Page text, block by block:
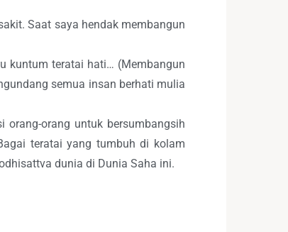
Saat saya hendak membangun
kuntum teratai hati… (Membangun
semua insan berhati mulia
orang-orang untuk bersumbangsih
teratai yang tumbuh di kolam
dunia di Dunia Saha ini.